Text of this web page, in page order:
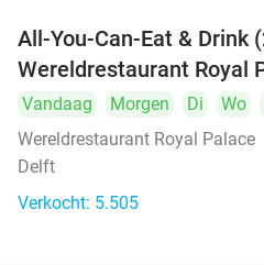
All-You-Can-Eat & Drink
Wereldrestaurant Royal
Vandaag Morgen Di Wo
Wereldrestaurant Royal Palace
Delft
Verkocht: 5.505